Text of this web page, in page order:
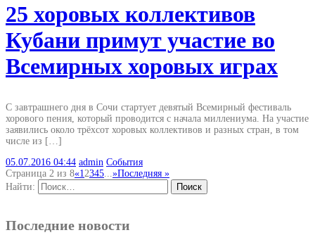
25 хоровых коллективов
Кубани примут участие во
Всемирных хоровых играх
С завтрашнего дня в Сочи стартует девятый Всемирный фестиваль
хорового пения, который проводится с начала миллениума. На участие
заявились около трёхсот хоровых коллективов и разных стран, в том
числе из […]
05.07.2016 04:44 admin События
Страница 2 из 8«1 2345 »Последняя »
Найти:
Последние новости